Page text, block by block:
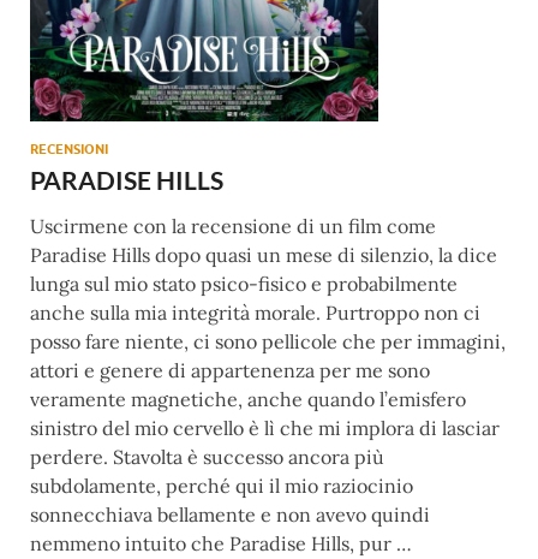
RECENSIONI
PARADISE HILLS
Uscirmene con la recensione di un film come
Paradise Hills dopo quasi un mese di silenzio, la dice
lunga sul mio stato psico-fisico e probabilmente
anche sulla mia integrità morale. Purtroppo non ci
posso fare niente, ci sono pellicole che per immagini,
attori e genere di appartenenza per me sono
veramente magnetiche, anche quando l’emisfero
sinistro del mio cervello è lì che mi implora di lasciar
perdere. Stavolta è successo ancora più
subdolamente, perché qui il mio raziocinio
sonnecchiava bellamente e non avevo quindi
nemmeno intuito che Paradise Hills, pur …